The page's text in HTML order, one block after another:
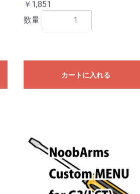
￥1,851
数量
カートに入れる